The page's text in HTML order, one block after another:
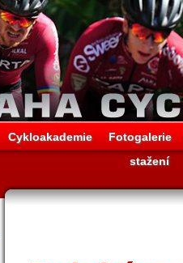
Cykloakademie
Fotogalerie
stažení